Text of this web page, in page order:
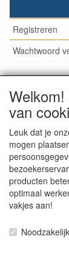
Registreren
Wachtwoord
© Medisan
zijn inclusief
staat
van
Leuk dat je
mogen
producten
optimaal
vakjes aan!
Noodzakelijk